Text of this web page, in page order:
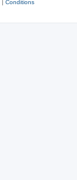
| Conditions